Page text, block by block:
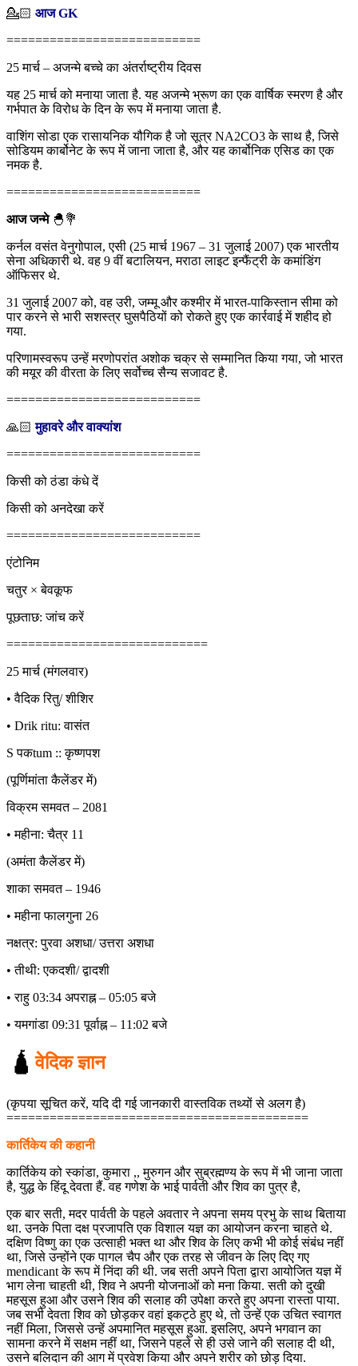
💁🏻‍ आज GK
===========================
25 मार्च – अजन्मे बच्चे का अंतर्राष्ट्रीय दिवस
यह 25 मार्च को मनाया जाता है. यह अजन्मे भ्रूण का एक वार्षिक स्मरण है और
गर्भपात के विरोध के दिन के रूप में मनाया जाता है.
वाशिंग सोडा एक रासायनिक यौगिक है जो सूत्र NA2CO3 के साथ है, जिसे
सोडियम कार्बोनेट के रूप में जाना जाता है, और यह कार्बोनिक एसिड का एक
नमक है.
===========================
आज जन्मे🐣💐
कर्नल वसंत वेनुगोपाल, एसी (25 मार्च 1967 – 31 जुलाई 2007) एक भारतीय
सेना अधिकारी थे. वह 9 वीं बटालियन, मराठा लाइट इन्फैंट्री के कमांडिंग
ऑफिसर थे.
31 जुलाई 2007 को, वह उरी, जम्मू और कश्मीर में भारत-पाकिस्तान सीमा को
पार करने से भारी सशस्त्र घुसपैठियों को रोकते हुए एक कार्रवाई में शहीद हो
गया.
परिणामस्वरूप उन्हें मरणोपरांत अशोक चक्र से सम्मानित किया गया, जो भारत
की मयूर की वीरता के लिए सर्वोच्च सैन्य सजावट है.
===========================
🙏🏻मुहावरे और वाक्यांश
===========================
किसी को ठंडा कंधे दें
किसी को अनदेखा करें
===========================
एंटोनिम
चतुर × बेवकूफ
पूछताछ: जांच करें
============================
25 मार्च (मंगलवार)
• वैदिक रितु/ शीशिर
• Drik ritu: वासंत
S पकtum :: कृष्णपश
(पूर्णिमांता कैलेंडर में)
विक्रम समवत – 2081
• महीना: चैत्र 11
(अमंता कैलेंडर में)
शाका समवत – 1946
• महीना फालगुना 26
नक्षत्र: पुरवा अशधा/ उत्तरा अशधा
• तीथी: एकदशी/ द्वादशी
• राहु 03:34 अपराह्न – 05:05 बजे
• यमगांडा 09:31 पूर्वाह्न – 11:02 बजे
🛕वेदिक ज्ञान
(कृपया सूचित करें, यदि दी गई जानकारी वास्तविक तथ्यों से अलग है)
==========================================
कार्तिकेय की कहानी
कार्तिकेय को स्कांडा, कुमारा ,, मुरुगन और सुब्रह्मण्य के रूप में भी जाना जाता
है, युद्ध के हिंदू देवता हैं. वह गणेश के भाई पार्वती और शिव का पुत्र है,
एक बार सती, मदर पार्वती के पहले अवतार ने अपना समय प्रभु के साथ बिताया
था. उनके पिता दक्ष प्रजापति एक विशाल यज्ञ का आयोजन करना चाहते थे.
दक्षिण विष्णु का एक उत्साही भक्त था और शिव के लिए कभी भी कोई संबंध नहीं
था, जिसे उन्होंने एक पागल चैप और एक तरह से जीवन के लिए दिए गए
mendicant के रूप में निंदा की थी. जब सती अपने पिता द्वारा आयोजित यज्ञ में
भाग लेना चाहती थी, शिव ने अपनी योजनाओं को मना किया. सती को दुखी
महसूस हुआ और उसने शिव की सलाह की उपेक्षा करते हुए अपना रास्ता पाया.
जब सभी देवता शिव को छोड़कर वहां इकट्ठे हुए थे, तो उन्हें एक उचित स्वागत
नहीं मिला, जिससे उन्हें अपमानित महसूस हुआ. इसलिए, अपने भगवान का
सामना करने में सक्षम नहीं था, जिसने पहले से ही उसे जाने की सलाह दी थी,
उसने बलिदान की आग में प्रवेश किया और अपने शरीर को छोड़ दिया.